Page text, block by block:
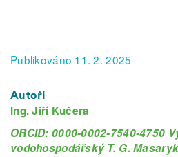
Publikováno 11. 2. 2025
Autoři
Ing. Jiří Kučera
ORCID: 0000-0002-7540-4750
vodohospodářský T. G.